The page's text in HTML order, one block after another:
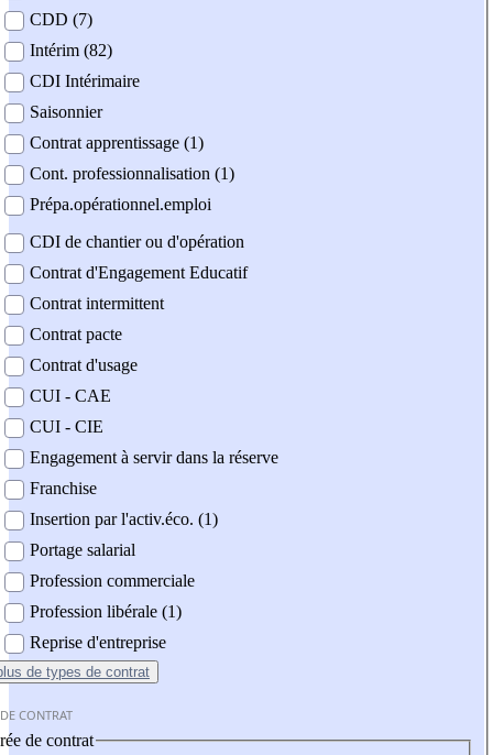
CDD (7)
Intérim (82)
CDI Intérimaire
Saisonnier
Contrat apprentissage (1)
Cont. professionnalisation (1)
Prépa.opérationnel.emploi
CDI de chantier ou d'opération
Contrat d'Engagement Educatif
Contrat intermittent
Contrat pacte
Contrat d'usage
CUI - CAE
CUI - CIE
Engagement à servir dans la réserve
Franchise
Insertion par l'activ.éco. (1)
Portage salarial
Profession commerciale
Profession libérale (1)
Reprise d'entreprise
de types de contrat
CONTRAT
de contrat